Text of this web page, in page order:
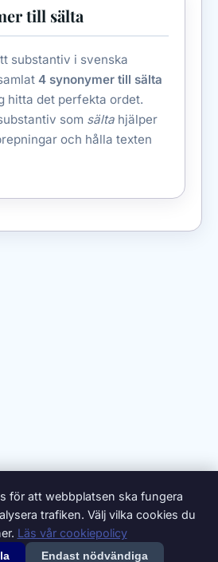
till sälta
substantiv i svenska
4 synonymer till sälta
hitta det perfekta ordet.
som sälta hjälper
och hålla texten
för att webbplatsen ska fungera
trafiken. Välj vilka cookies du
Läs vår cookiepolicy
Endast nödvändiga